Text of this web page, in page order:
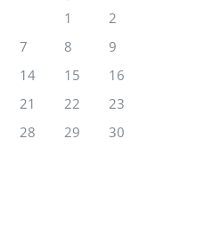
1
2
7 8
9
14 15
16
21 22
23
28 29
30